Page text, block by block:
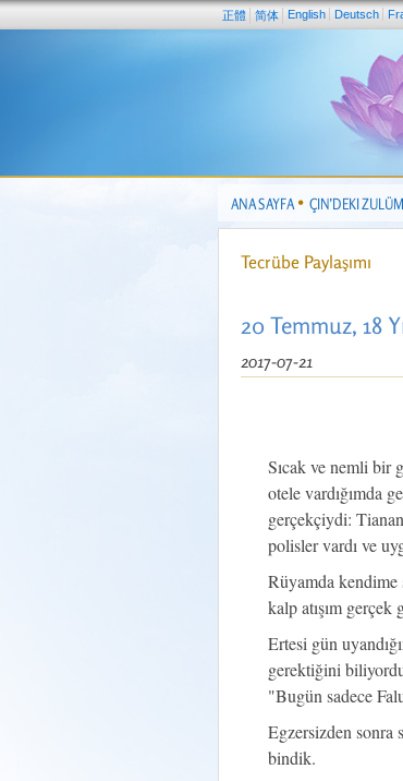
正體 简体 English Deutsch
ANA SAYFA ÇIN’DEKI ZULÜM
Tecrübe Paylaşımı
20 Temmuz, 18
2017-07-21
Sıcak ve nemli bir
otele vardığımda
gerçekçiydi:
polisler vardı ve
Rüyamda
kalp atışım
Ertesi gün
gerektiğini
"Bugün sadece
Egzersizden sonra
bindik.